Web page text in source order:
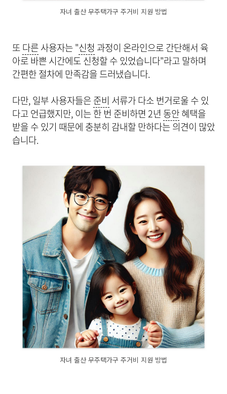
자녀 출산 무주택가구 주거비 지원 방법
또다른사용자는 "신청 과정이 온라인으로 간단해서 육
아로 바쁜 시간에도 신청할 수 있었습니다"라고 말하며
간편한 절차에 만족감을 드러냈습니다.
다만, 일부 사용자들은준비 서류가 다소 번거로울 수 있
다고 언급했지만, 이는 한 번 준비하면 2년 동안혜택을
받을 수 있기 때문에 충분히 감내할 만하다는 의견이 많았
습니다.
자녀 출산 무주택가구 주거비 지원 방법